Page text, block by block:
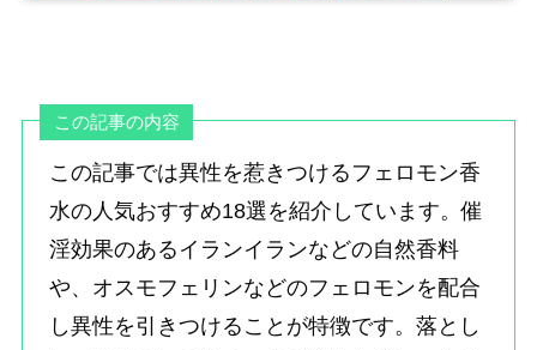
この記事の内容
この記事では異性を惹きつけるフェロモン香
水の人気おすすめ18選を紹介しています。催
淫効果のあるイランイランなどの自然香料
や、オスモフェリンなどのフェロモンを配合
し異性を引きつけることが特徴です。落とし